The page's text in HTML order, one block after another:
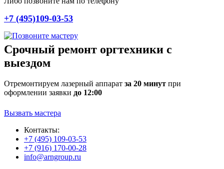
+7 (495)109-03-53
Срочный ремонт оргтехники с
выездом
Отремонтируем лазерный аппарат за 20 минут при
оформлении заявки до 12:00
Вызвать мастера
Контакты:
+7 (495) 109-03-53
+7 (916) 170-00-28
info@arngroup.ru